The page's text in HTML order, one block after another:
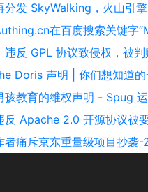
分发 SkyWalking，火山引
在百度搜索关键字
违反 GPL 协议致侵权，被
Doris 声明 | 你们想知道
孩教育的维权声明 - Spug
反 Apache 2.0 开源协议被
者痛斥京东重量级项目抄袭